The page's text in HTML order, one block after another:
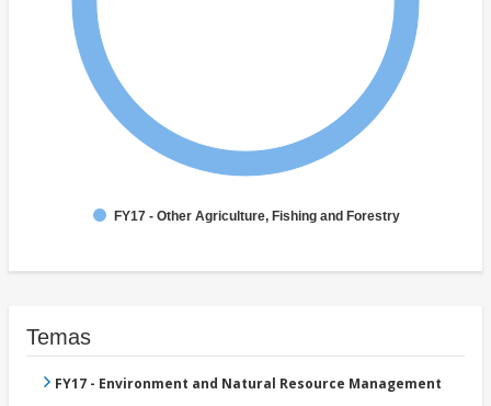
FY17 - Other Agriculture, Fishing and Forestry
Temas
FY17 - Environment and Natural Resource Management